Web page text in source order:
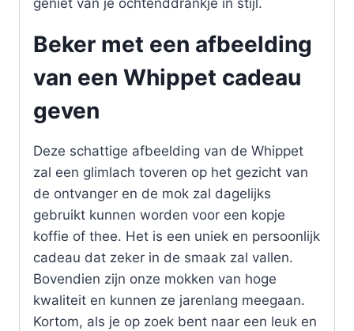
geniet van je ochtenddrankje in stijl.
Beker met een afbeelding
van een Whippet cadeau
geven
Deze schattige afbeelding van de Whippet
zal een glimlach toveren op het gezicht van
de ontvanger en de mok zal dagelijks
gebruikt kunnen worden voor een kopje
koffie of thee. Het is een uniek en persoonlijk
cadeau dat zeker in de smaak zal vallen.
Bovendien zijn onze mokken van hoge
kwaliteit en kunnen ze jarenlang meegaan.
Kortom, als je op zoek bent naar een leuk en